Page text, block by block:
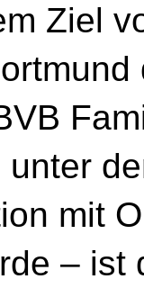
Ziel
mit
– ist